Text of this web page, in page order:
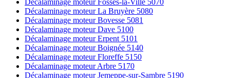
Décalaminage moteur Fosses-la-Ville 5070
Décalaminage moteur La Bruyère 5080
Décalaminage moteur Bovesse 5081
Décalaminage moteur Dave 5100
Décalaminage moteur Erpent 5101
Décalaminage moteur Boignée 5140
Décalaminage moteur Floreffe 5150
Décalaminage moteur Arbre 5170
Décalaminage moteur Jemeppe-sur-Sambre 5190